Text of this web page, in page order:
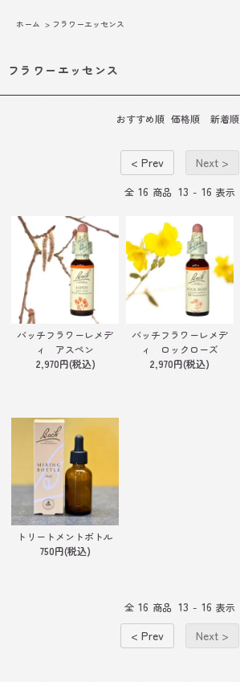
ホーム > フラワーエッセンス
フラワーエッセンス
おすすめ順 価格順 新着順
< Prev Next >
全 16 商品 13 - 16 表示
バッチフラワーレメデ
ィ アスペン
2,970円(税込)
バッチフラワーレメデ
ィ ロックローズ
2,970円(税込)
トリートメントボトル
750円(税込)
全 16 商品 13 - 16 表示
< Prev Next >